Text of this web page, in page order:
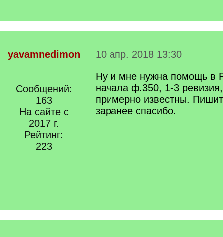
yavamnedimon
Сообщений:
163
На сайте с
2017 г.
Рейтинг:
223
10 апр. 2018 13:30
Ну и мне нужна помощь в
начала ф.350, 1-3
примерно известны.
заранее спасибо.